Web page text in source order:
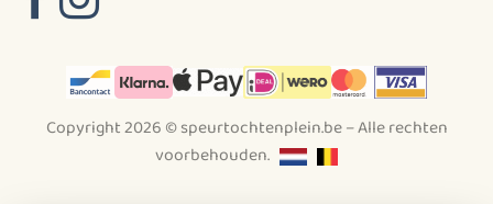
Copyright 2026 © speurtochtenplein.be – Alle rechten
voorbehouden.